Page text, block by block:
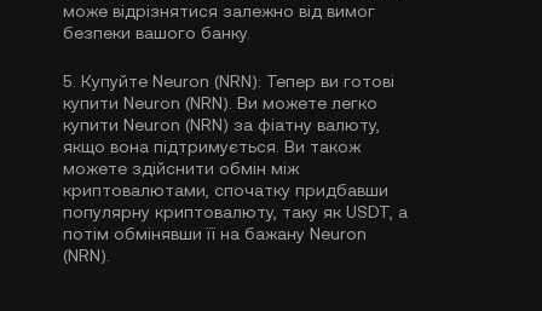
може відрізнятися залежно від вимог
безпеки вашого банку.
5. Купуйте Neuron (NRN): Тепер ви готові
купити Neuron (NRN). Ви можете легко
купити Neuron (NRN) за фіатну валюту,
якщо вона підтримується. Ви також
можете здійснити обмін між
криптовалютами, спочатку придбавши
популярну криптовалюту, таку як USDT , а
потім обмінявши її на бажану Neuron
(NRN).